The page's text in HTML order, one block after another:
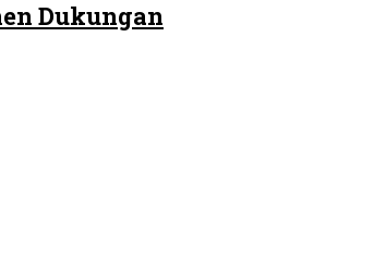
Dukungan